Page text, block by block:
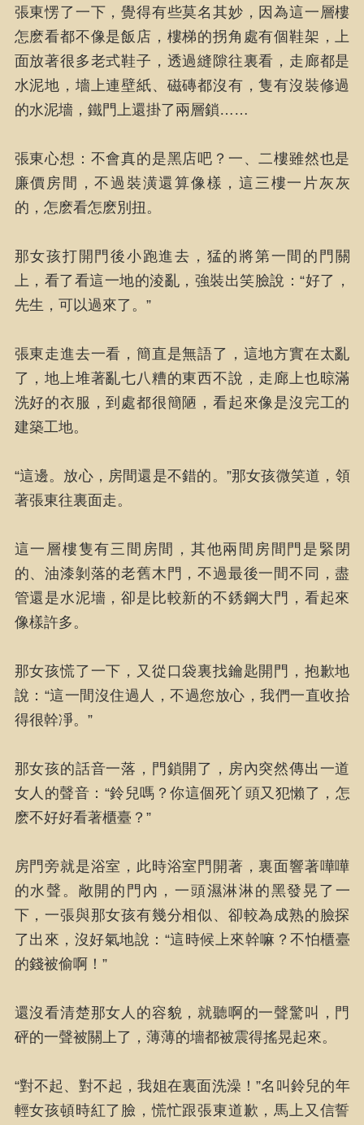
張東愣了一下，覺得有些莫名其妙，因為這一層樓
怎麽看都不像是飯店，樓梯的拐角處有個鞋架，上
面放著很多老式鞋子，透過縫隙往裏看，走廊都是
水泥地，墻上連壁紙、磁磚都沒有，隻有沒裝修過
的水泥墻，鐵門上還掛了兩層鎖……
張東心想：不會真的是黑店吧？一、二樓雖然也是
廉價房間，不過裝潢還算像樣，這三樓一片灰灰
的，怎麽看怎麽別扭。
那女孩打開門後小跑進去，猛的將第一間的門關
上，看了看這一地的淩亂，強裝出笑臉說：“好了，
先生，可以過來了。”
張東走進去一看，簡直是無語了，這地方實在太亂
了，地上堆著亂七八糟的東西不說，走廊上也晾滿
洗好的衣服，到處都很簡陋，看起來像是沒完工的
建築工地。
“這邊。放心，房間還是不錯的。”那女孩微笑道，領
著張東往裏面走。
這一層樓隻有三間房間，其他兩間房間門是緊閉
的、油漆剝落的老舊木門，不過最後一間不同，盡
管還是水泥墻，卻是比較新的不銹鋼大門，看起來
像樣許多。
那女孩慌了一下，又從口袋裏找鑰匙開門，抱歉地
說：“這一間沒住過人，不過您放心，我們一直收拾
得很幹凈。”
那女孩的話音一落，門鎖開了，房內突然傳出一道
女人的聲音：“鈴兒嗎？你這個死丫頭又犯懶了，怎
麽不好好看著櫃臺？”
房門旁就是浴室，此時浴室門開著，裏面響著嘩嘩
的水聲。敞開的門內，一頭濕淋淋的黑發晃了一
下，一張與那女孩有幾分相似、卻較為成熟的臉探
了出來，沒好氣地說：“這時候上來幹嘛？不怕櫃臺
的錢被偷啊！”
還沒看清楚那女人的容貌，就聽啊的一聲驚叫，門
砰的一聲被關上了，薄薄的墻都被震得搖晃起來。
“對不起、對不起，我姐在裏面洗澡！”名叫鈴兒的年
輕女孩頓時紅了臉，慌忙跟張東道歉，馬上又信誓